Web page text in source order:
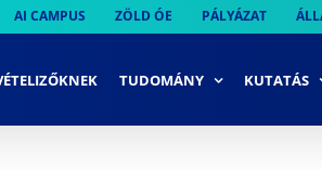
AI CAMPUS ZÖLD ÓE PÁLYÁZAT
TUDOMÁNY KUTATÁS